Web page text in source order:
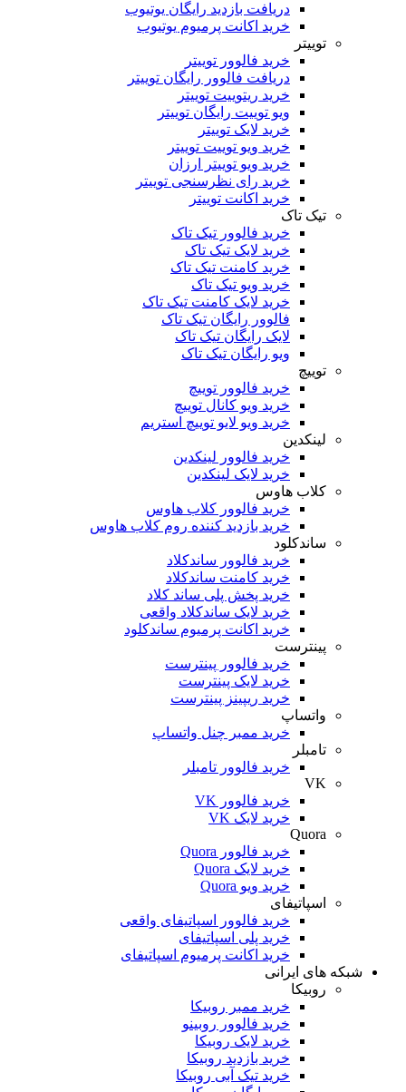
دریافت بازدید رایگان یوتیوب
خرید اکانت پرمیوم یوتیوب
خرید فالوور توییتر
دریافت فالوور رایگان توییتر
خرید ریتوییت توییتر
ویو توییت رایگان توییتر
خرید لایک توییتر
خرید ویو توییت توییتر
خرید ویو توییتر ارزان
خرید رای نظرسنجی توییتر
خرید اکانت توییتر
خرید فالوور تیک تاک
خرید لایک تیک تاک
خرید کامنت تیک ‌تاک
خرید ویو تیک تاک
خرید لایک کامنت تیک تاک
فالوور رایگان تیک تاک
لایک رایگان تیک تاک
ویو رایگان تیک تاک
خرید فالوور توییچ
خرید ویو کانال توییچ
خرید ویو لایو توییچ استریم
خرید فالوور لینکدین
خرید لایک لینکدین
خرید فالوور کلاب هاوس
خرید بازدید کننده روم کلاب هاوس
خرید فالوور ساندکلاد
خرید کامنت ساندکلاد
خرید پخش پلی ساند کلاد
خرید لایک ساندکلاد واقعی
خرید اکانت پرمیوم ساندکلود
خرید فالوور پینترست
خرید لایک پینترست
خرید ریپینز پینترست
خرید ممبر چنل واتساپ
خرید فالوور تامبلر
خرید فالوور VK
خرید فالوور Quora
خرید فالوور اسپاتیفای واقعی
خرید پلی اسپاتیفای
خرید اکانت پرمیوم اسپاتیفای
ایرانی
خرید ممبر روبیکا
خرید فالوور روبینو
خرید لایک روبیکا
خرید بازدید روبیکا
خرید تیک آبی روبیکا